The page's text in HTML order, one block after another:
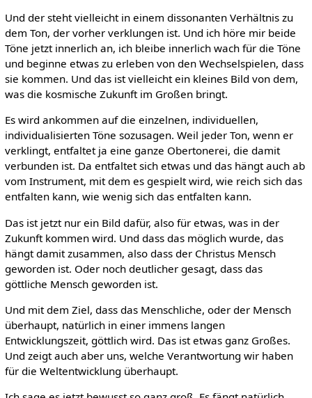
Und der steht vielleicht in einem dissonanten Verhältnis zu
dem Ton, der vorher verklungen ist. Und ich höre mir beide
Töne jetzt innerlich an, ich bleibe innerlich wach für die Töne
und beginne etwas zu erleben von den Wechselspielen, dass
sie kommen. Und das ist vielleicht ein kleines Bild von dem,
was die kosmische Zukunft im Großen bringt.
Es wird ankommen auf die einzelnen, individuellen,
individualisierten Töne sozusagen. Weil jeder Ton, wenn er
verklingt, entfaltet ja eine ganze Obertonerei, die damit
verbunden ist. Da entfaltet sich etwas und das hängt auch ab
vom Instrument, mit dem es gespielt wird, wie reich sich das
entfalten kann, wie wenig sich das entfalten kann.
Das ist jetzt nur ein Bild dafür, also für etwas, was in der
Zukunft kommen wird. Und dass das möglich wurde, das
hängt damit zusammen, also dass der Christus Mensch
geworden ist. Oder noch deutlicher gesagt, dass das
göttliche Mensch geworden ist.
Und mit dem Ziel, dass das Menschliche, oder der Mensch
überhaupt, natürlich in einer immens langen
Entwicklungszeit, göttlich wird. Das ist etwas ganz Großes.
Und zeigt auch aber uns, welche Verantwortung wir haben
für die Weltentwicklung überhaupt.